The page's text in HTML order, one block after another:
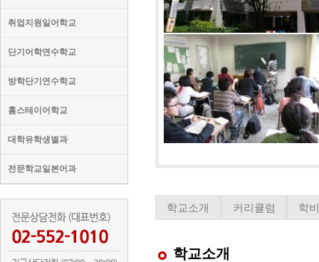
취업지원일어학교
단기어학연수학교
방학단기연수학교
홈스테이어학교
대학유학생별과
전문학교일본어과
학교소개 커리큘럼 학
학교소개